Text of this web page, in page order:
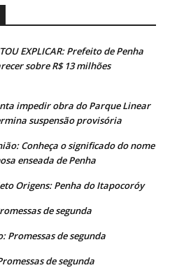
EXPLICAR: Prefeito de Penha
sobre R$ 13 milhões
impedir obra do Parque Linear
suspensão provisória
Conheça o significado do nome
enseada de Penha
Origens: Penha do Itapocoróy
de segunda
Promessas de segunda
de segunda